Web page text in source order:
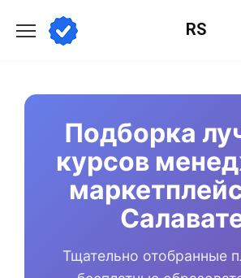
содержанию
RS
Подборка
курсов
Тщательно отобранные